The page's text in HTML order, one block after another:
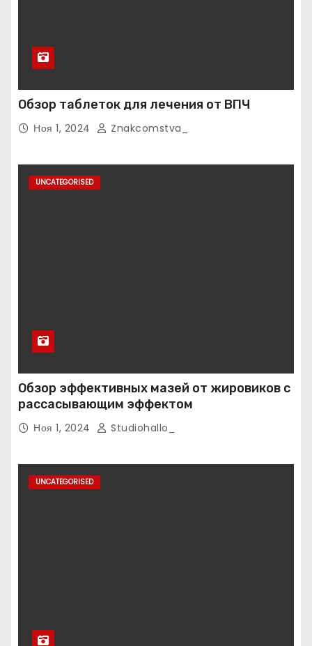
Обзор таблеток для лечения от ВПЧ
Ноя 1, 2024 Znakcomstva_
UNCATEGORISED
Обзор эффективных мазей от жировиков с
рассасывающим эффектом
Ноя 1, 2024 Studiohallo_
UNCATEGORISED